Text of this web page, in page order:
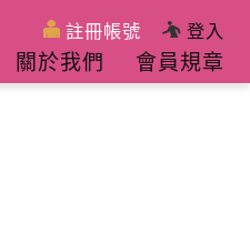
關於我們 會員規章
註冊帳號 登入